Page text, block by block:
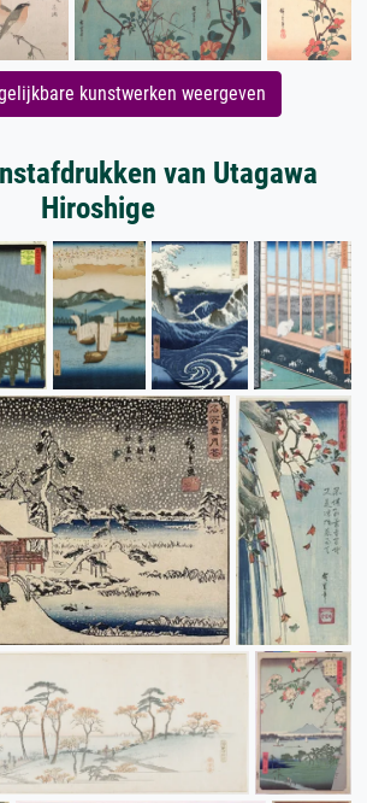
kunstwerken weergeven
van Utagawa
Hiroshige